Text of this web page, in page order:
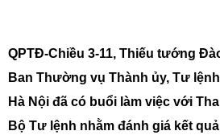
QPTĐ-Chiều 3-11, Thiếu tướng
Ban Thường vụ Thành ủy, Tư
Hà Nội đã có buổi làm việc với
Bộ Tư lệnh nhằm đánh giá kết